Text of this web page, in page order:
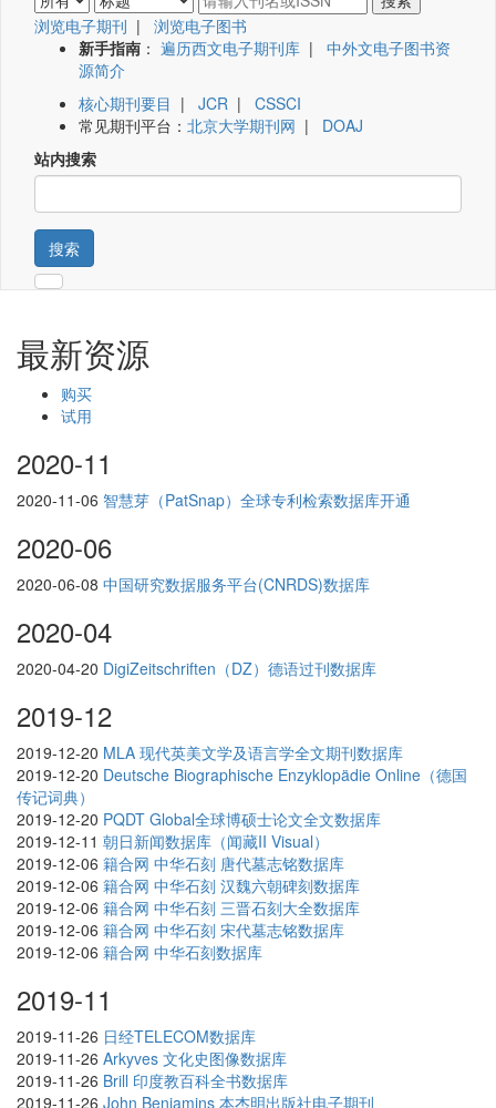
浏览电子期刊 | 浏览电子图书
新手指南 ： 遍历西文电子期刊库 | 中外文电子图书资
源简介
核心期刊要目 | JCR | CSSCI
常见期刊平台： 北京大学期刊网 | DOAJ
站内搜索
搜索
最新资源
购买
试用
2020-11
2020-11-06 智慧芽（PatSnap）全球专利检索数据库开通
2020-06
2020-06-08 中国研究数据服务平台(CNRDS)数据库
2020-04
2020-04-20 DigiZeitschriften（DZ）德语过刊数据库
2019-12
2019-12-20 MLA 现代英美文学及语言学全文期刊数据库
2019-12-20 Deutsche Biographische Enzyklopädie Online（德国
传记词典）
2019-12-20 PQDT Global全球博硕士论文全文数据库
2019-12-11 朝日新闻数据库（闻藏II Visual）
2019-12-06 籍合网 中华石刻 唐代墓志铭数据库
2019-12-06 籍合网 中华石刻 汉魏六朝碑刻数据库
2019-12-06 籍合网 中华石刻 三晋石刻大全数据库
2019-12-06 籍合网 中华石刻 宋代墓志铭数据库
2019-12-06 籍合网 中华石刻数据库
2019-11
2019-11-26 日经TELECOM数据库
2019-11-26 Arkyves 文化史图像数据库
2019-11-26 Brill 印度教百科全书数据库
2019-11-26 John Benjamins 本杰明出版社电子期刊